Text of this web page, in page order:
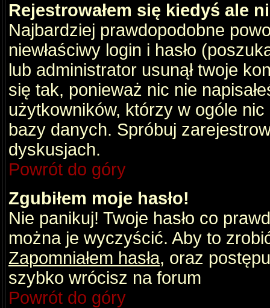
Rejestrowałem się kiedyś ale
Najbardziej prawdopodobne
niewłaściwy login i hasło
lub administrator usunął twoje
się tak, ponieważ nic nie
użytkowników, którzy w ogóle
bazy danych. Spróbuj
dyskusjach.
Powrót do góry
Zgubiłem moje hasło!
Nie panikuj! Twoje hasło co
można je wyczyścić. Aby to
Zapomniałem hasła, oraz
szybko wrócisz na forum
Powrót do góry